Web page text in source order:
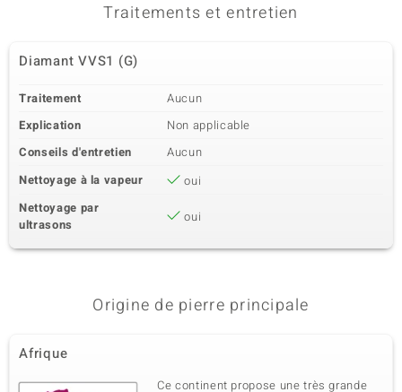
Traitements et entretien
Diamant VVS1 (G)
Traitement
Aucun
Explication
Non applicable
Conseils d'entretien
Aucun
Nettoyage à la vapeur
oui
Nettoyage par
ultrasons
oui
Origine de pierre principale
Afrique
Ce continent propose une très grande